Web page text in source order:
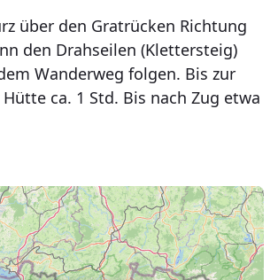
über den Gratrücken Richtung
den Drahseilen (Klettersteig)
Wanderweg folgen. Bis zur
ca. 1 Std. Bis nach Zug etwa